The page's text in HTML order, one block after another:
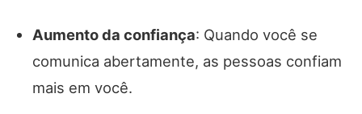
Aumento da confiança: Quando você se
comunica abertamente, as pessoas confiam
mais em você.